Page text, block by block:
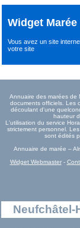
Widget Marée
Vous avez un site
votre site
Annuaire des marées de
documents officiels. Les
découlant d'une
hauteur
L'utilisation du service
strictement personnel.
sont édités
Annuaire de marée –
Widget Webmaster-
Neufchâtel-